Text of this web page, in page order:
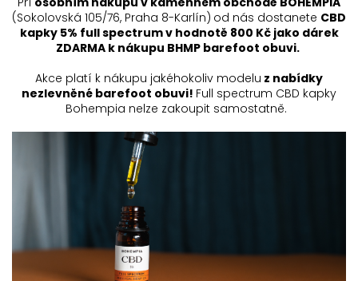
(Sokolovská 105/76, Praha 8-Karlín) od nás dostanete CBD
kapky 5% full spectrum v hodnotě 800 Kč jako dárek
ZDARMA k nákupu BHMP barefoot obuvi.
Akce platí k nákupu jakéhokoliv modelu z nabídky
nezlevněné barefoot obuvi! Full spectrum CBD kapky
Bohempia nelze zakoupit samostatně.